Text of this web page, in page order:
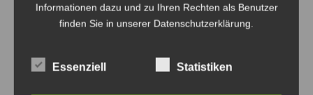
Beitragsnavigation
Informationen dazu und zu Ihren Rechten als Benutzer
finden Sie in unserer Datenschutzerklärung.
Essenziell Statistiken